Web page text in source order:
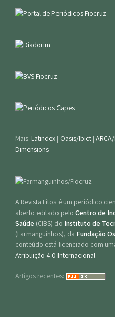
Mais: Latindex | Oasis/Ibict |
Dimensions
A Revista Fitos é um periódico
aberto editado pelo Centro de
Saúde (CIBS) do Instituto de
(Farmanguinhos), da Fundação
conteúdo está licenciado com
Atribuição 4.0 Internacional.
Artigos recentes: